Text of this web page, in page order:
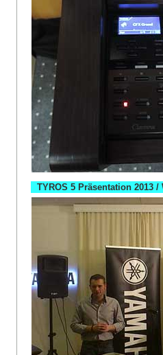
TYROS 5 Präsentation 2013 /